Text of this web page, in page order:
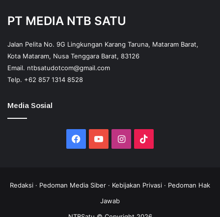
PT MEDIA NTB SATU
Jalan Pelita No. 9G Lingkungan Karang Taruna, Mataram Barat,
Kota Mataram, Nusa Tenggara Barat, 83126
Email. ntbsatudotcom@gmail.com
Telp. +62 857 1314 8528
Media Sosial
Facebook
YouTubeInstagram
Redaksi · Pedoman Media Siber · Kebijakan Privasi · Pedoman Hak
Jawab